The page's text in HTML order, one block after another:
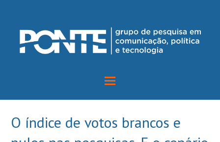
O índice de votos brancos e